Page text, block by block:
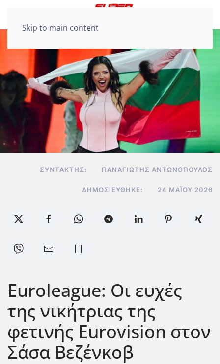
Skip to main content
ΣΥΝΤΆΚΤΗΣ: ΠΑΝΑΓΙΏΤΗΣ ΑΝΤΩΝΌΠΟΥΛΟΣ
ΔΗΜΟΣΙΕΎΘΗΚΕ: 24 ΜΑΪ́ΟΥ 2026
Euroleague: Οι ευχές
της νικήτριας της
φετινής Eurovision στον
Σάσα Βεζένκοβ